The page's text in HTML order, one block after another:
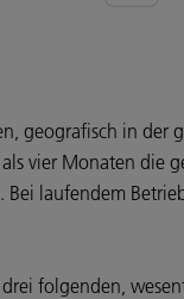
geografisch in der
vier Monaten die
laufendem
folgenden,